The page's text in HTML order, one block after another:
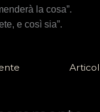
la cosa”.
e così sia”.